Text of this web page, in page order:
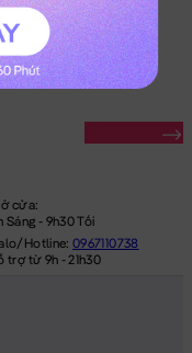
cửa:
Sáng - 9h30 Tối
Hotline:0967110738
trợ từ 9h - 21h30